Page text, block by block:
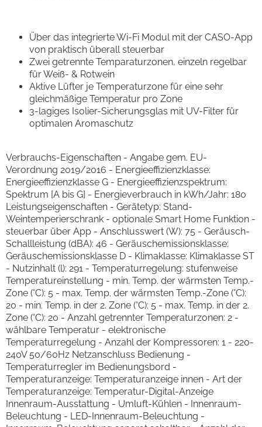
Über das integrierte Wi-Fi Modul mit der CASO-App
von praktisch überall steuerbar
Zwei getrennte Temparaturzonen, einzeln regelbar
für Weiß- & Rotwein
Aktive Lüfter je Temperaturzone für eine sehr
gleichmäßige Temperatur pro Zone
3-lagiges Isolier-Sicherungsglas mit UV-Filter für
optimalen Aromaschutz
Verbrauchs-Eigenschaften - Angabe gem. EU-
Verordnung 2019/2016 - Energieeffizienzklasse:
Energieeffizienzklasse G - Energieeffizienzspektrum:
Spektrum [A bis G] - Energieverbrauch in kWh/Jahr: 180
Leistungseigenschaften - Gerätetyp: Stand-
Weintemperierschrank - optionale Smart Home Funktion -
steuerbar über App - Anschlusswert (W): 75 - Geräusch-
Schallleistung (dBA): 46 - Geräuschemissionsklasse:
Geräuschemissionsklasse D - Klimaklasse: Klimaklasse ST
- Nutzinhalt (l): 291 - Temperaturregelung: stufenweise
Temperatureinstellung - min. Temp. der wärmsten Temp.-
Zone (°C): 5 - max. Temp. der wärmsten Temp.-Zone (°C):
20 - min. Temp. in der 2. Zone (°C): 5 - max. Temp. in der 2.
Zone (°C): 20 - Anzahl getrennter Temperaturzonen: 2 -
wählbare Temperatur - elektronische
Temperaturregelung - Anzahl der Kompressoren: 1 - 220-
240V 50/60Hz Netzanschluss Bedienung -
Temperaturregler im Bedienungsbord -
Temperaturanzeige: Temperaturanzeige innen - Art der
Temperaturanzeige: Temperatur-Digital-Anzeige
Innenraum-Ausstattung - Umluft-Kühlen - Innenraum-
Beleuchtung - LED-Innenraum-Beleuchtung -